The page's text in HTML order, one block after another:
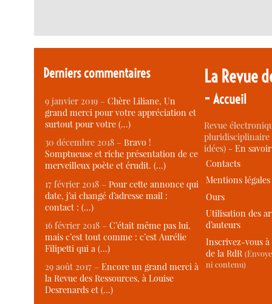
Derniers commentaires
9 janvier 2019 –Chère Liliane, Un
grand merci pour votre appréciation et
surtout pour votre (…)
30 décembre 2018 –Bravo !
Somptueuse et riche présentation de ce
merveilleux poète et érudit. (…)
17 février 2018 –Pour cette annonce qui
date, j’ai changé d’adresse mail :
contact : (…)
16 février 2018 –C’était même pas lui,
mais c’est tout comme : c’est Aurélie
Filipetti qui a (…)
29 août 2017 –Encore un grand merci à
la Revue des Ressources, à Louise
Desrenards et (…)
La Revue
-Accueil
Revue
idées) -En
Contacts
Mentions légales
Ours
Utilisation des
d’auteurs
Inscrivez-vous
de la RdR
ni contenu)